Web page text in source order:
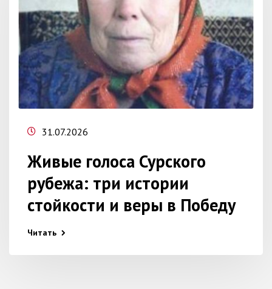
31.07.2026
Живые голоса Сурского
рубежа: три истории
стойкости и веры в Победу
Читать